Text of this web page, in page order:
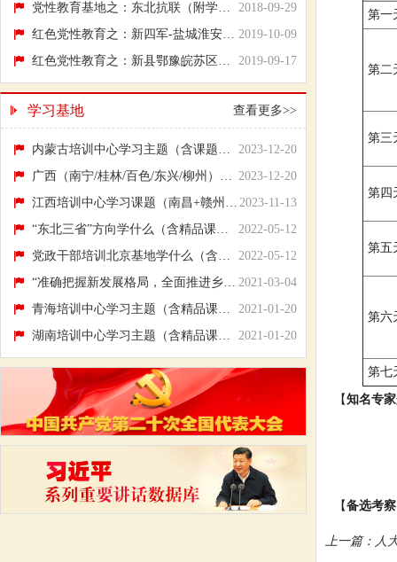
2018-09-29
党性教育基地之：东北抗联（附学习行程方案）
2019-10-09
红色党性教育之：新四军-盐城淮安（附学习行...
2019-09-17
红色党性教育之：新县鄂豫皖苏区（附学习行...
学习基地 查看更多>>
2023-12-20
内蒙古培训中心学习主题（含课题名称）
2023-12-20
广西（南宁/桂林/百色/东兴/柳州）培训中心...
2023-11-13
江西培训中心学习课题（南昌+赣州+瑞金）
2022-05-12
“东北三省”方向学什么（含精品课题和现场...
2022-05-12
党政干部培训北京基地学什么（含精品课题和...
2021-03-04
“准确把握新发展格局，全面推进乡村振兴”...
2021-01-20
青海培训中心学习主题（含精品课题和现场教...
2021-01-20
湖南培训中心学习主题（含精品课题和现场教...
第一
第二
第三
第四
第五
第六
第七
【知名专
【备选考
上一篇： 人